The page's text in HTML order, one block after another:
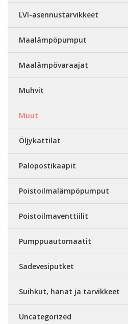
LVI-asennustarvikkeet
Maalämpöpumput
Maalämpövaraajat
Muhvit
Muut
Öljykattilat
Palopostikaapit
Poistoilmalämpöpumput
Poistoilmaventtiilit
Pumppuautomaatit
Sadevesiputket
Suihkut, hanat ja tarvikkeet
Uncategorized